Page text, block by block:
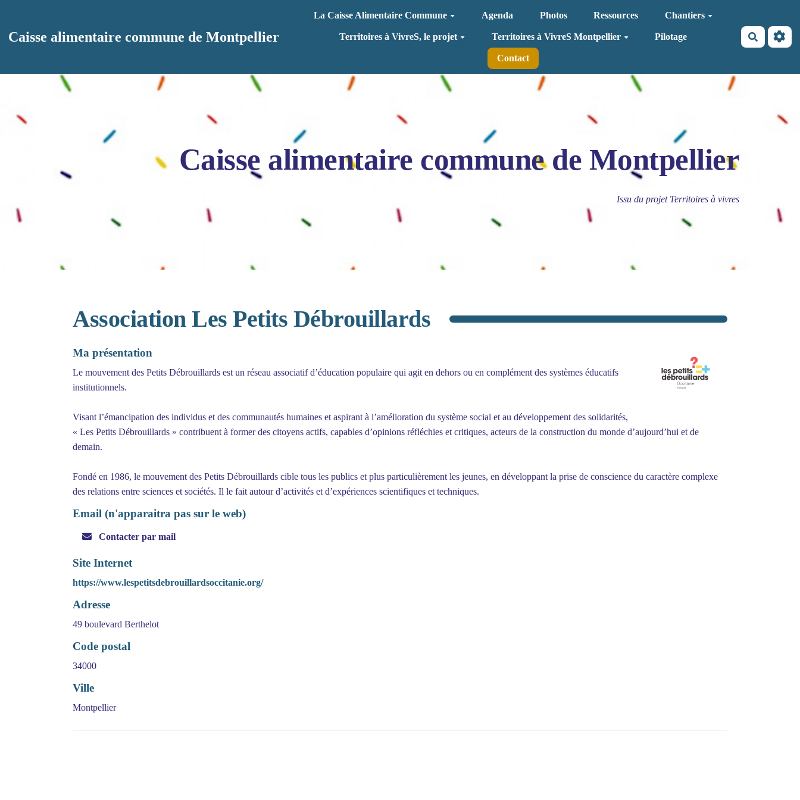
Caisse alimentaire commune de Montpellier
La Caisse Alimentaire Commune Agenda Photos Ressources Chantiers
Territoires à VivreS, le projet Territoires à VivreS Montpellier Pilotage
Contact
Caisse alimentaire commune de Montpellier
Issu du projet Territoires à vivres
Association Les Petits Débrouillards
Ma présentation
Le mouvement des Petits Débrouillards est un réseau associatif d’éducation populaire qui agit en dehors ou en complément des systèmes éducatifs
institutionnels.
Visant l’émancipation des individus et des communautés humaines et aspirant à l’amélioration du système social et au développement des solidarités,
« Les Petits Débrouillards » contribuent à former des citoyens actifs, capables d’opinions réfléchies et critiques, acteurs de la construction du monde d’aujourd’hui et de
demain.
Fondé en 1986, le mouvement des Petits Débrouillards cible tous les publics et plus particulièrement les jeunes, en développant la prise de conscience du caractère complexe
des relations entre sciences et sociétés. Il le fait autour d’activités et d’expériences scientifiques et techniques.
Email (n'apparaitra pas sur le web)
Contacter par mail
Site Internet
https://www.lespetitsdebrouillardsoccitanie.org/
Adresse
49 boulevard Berthelot
Code postal
34000
Ville
Montpellier